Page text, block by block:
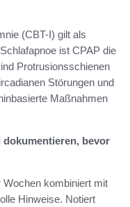
(CBT-I) gilt als
ist CPAP die
Protrusionsschienen
Störungen und
Maßnahmen
bevor
kombiniert mit
Hinweise. Notiert